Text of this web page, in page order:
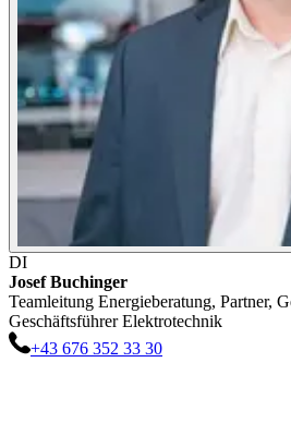
DI
Josef Buchinger
Teamleitung Energieberatung, Partner,
Geschäftsführer Elektrotechnik
+43 676 352 33 30